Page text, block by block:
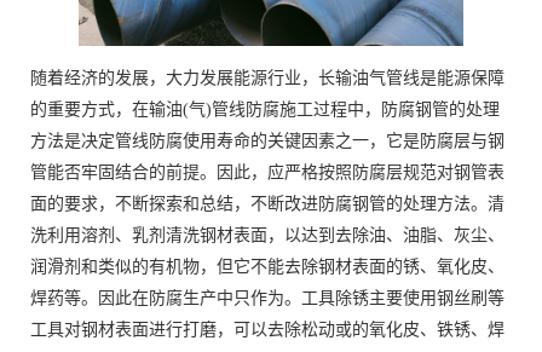
随着经济的发展，大力发展能源行业，长输油气管线是能源保障
的重要方式，在输油(气)管线防腐施工过程中，防腐钢管的处理
方法是决定管线防腐使用寿命的关键因素之一，它是防腐层与钢
管能否牢固结合的前提。因此，应严格按照防腐层规范对钢管表
面的要求，不断探索和总结，不断改进防腐钢管的处理方法。清
洗利用溶剂、乳剂清洗钢材表面，以达到去除油、油脂、灰尘、
润滑剂和类似的有机物，但它不能去除钢材表面的锈、氧化皮、
焊药等。因此在防腐生产中只作为。工具除锈主要使用钢丝刷等
工具对钢材表面进行打磨，可以去除松动或的氧化皮、铁锈、焊